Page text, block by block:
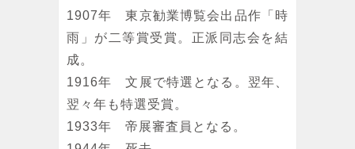
1907年 東京勧業博覧会出品作「時
雨」が二等賞受賞。正派同志会を結
成。
1916年 文展で特選となる。翌年、
翌々年も特選受賞。
1933年 帝展審査員となる。